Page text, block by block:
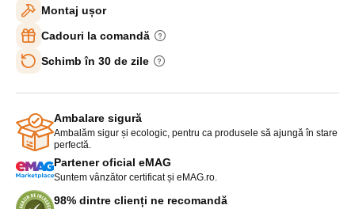
Montaj ușor
Cadouri la comandă
Schimb în 30 de zile
Ambalare sigură
Ambalăm sigur și ecologic, pentru ca produsele să ajungă în stare
perfectă.
Partener oficial eMAG
Suntem vânzător certificat și eMAG.ro.
98% dintre clienți ne recomandă